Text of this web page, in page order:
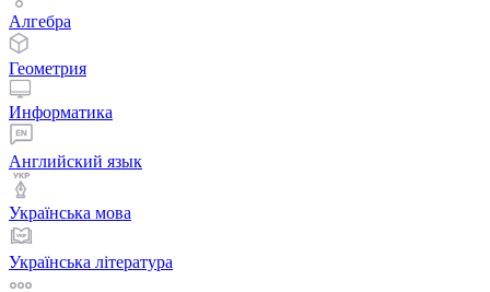
Алгебра
Геометрия
Информатика
Английский язык
Українська мова
Українська література